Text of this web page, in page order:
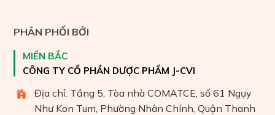
PHÂN PHỐI BỞI
MIỀN BẮC
CÔNG TY CỔ PHẦN DƯỢC PHẨM J-CVI
Địa chỉ: Tầng 5, Tòa nhà COMATCE, số 61 Ngụy
Như Kon Tum, Phường Nhân Chính, Quận Thanh